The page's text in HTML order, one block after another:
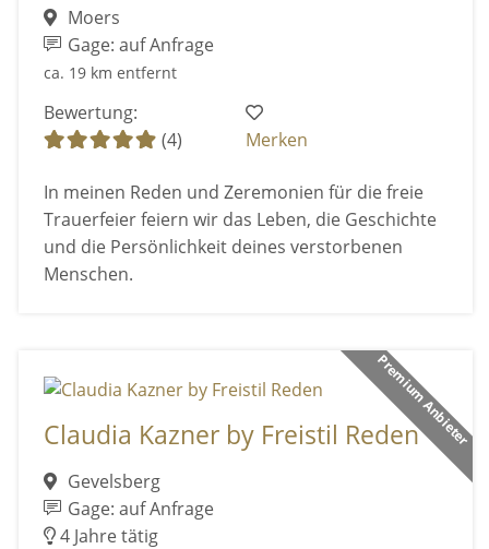
Moers
Gage: auf Anfrage
ca. 19 km entfernt
Bewertung:
(4)
Merken
In meinen Reden und Zeremonien für die freie
Trauerfeier feiern wir das Leben, die Geschichte
und die Persönlichkeit deines verstorbenen
Menschen.
Premium Anbieter
Claudia Kazner by Freistil Reden
Gevelsberg
Gage: auf Anfrage
4 Jahre tätig